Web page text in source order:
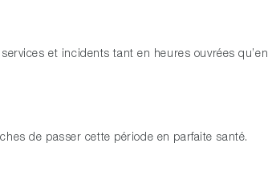
et incidents tant en heures ouvrées qu’en
de passer cette période en parfaite santé.